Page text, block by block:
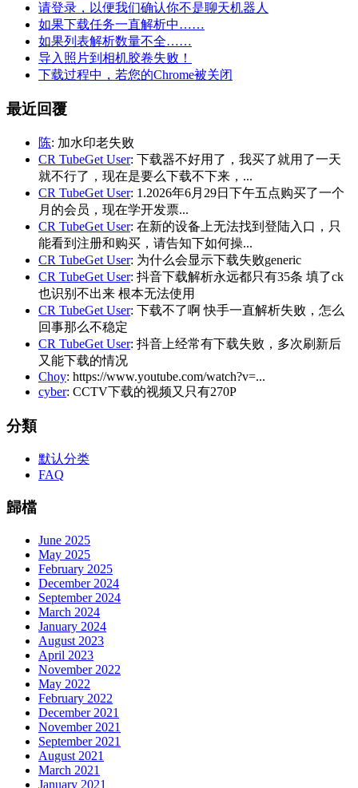
请登录，以便我们确认你不是聊天机器人
如果下载任务一直解析中……
如果列表解析数量不全……
导入照片到相机胶卷失败！
下载过程中，若您的Chrome被关闭
最近回覆
陈: 加水印老失败
CR TubeGet User: 下载器不好用了，我买了就用了一天
就不行了，现在是要么下载不下来，...
CR TubeGet User: 1.2026年6月29日下午五点购买了一个
月的会员，现在学开发票...
CR TubeGet User: 在新的设备上无法找到登陆入口，只
能看到注册和购买，请告知下如何操...
CR TubeGet User: 为什么会显示下载失败generic
CR TubeGet User: 抖音下载解析永远都只有35条 填了ck
也识别不出来 根本无法使用
CR TubeGet User: 下载不了啊 快手一直解析失败，怎么
回事那么不稳定
CR TubeGet User: 抖音上经常有下载失败，多次刷新后
又能下载的情况
Choy: https://www.youtube.com/watch?v=...
cyber: CCTV下载的视频又只有270P
分類
默认分类
FAQ
歸檔
June 2025
May 2025
February 2025
December 2024
September 2024
March 2024
January 2024
August 2023
April 2023
November 2022
May 2022
February 2022
December 2021
November 2021
September 2021
August 2021
March 2021
January 2021